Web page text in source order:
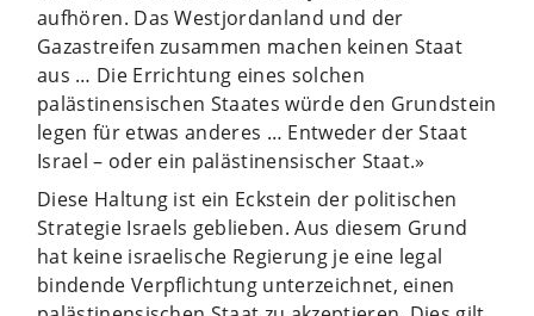
aufhören. Das Westjordanland und der
Gazastreifen zusammen machen keinen Staat
aus … Die Errichtung eines solchen
palästinensischen Staates würde den Grundstein
legen für etwas anderes … Entweder der Staat
Israel – oder ein palästinensischer Staat.»
Diese Haltung ist ein Eckstein der politischen
Strategie Israels geblieben. Aus diesem Grund
hat keine israelische Regierung je eine legal
bindende Verpflichtung unterzeichnet, einen